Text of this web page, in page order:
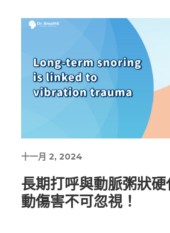
十一月 2, 2024
長期打呼與動脈粥狀
動傷害不可忽視！